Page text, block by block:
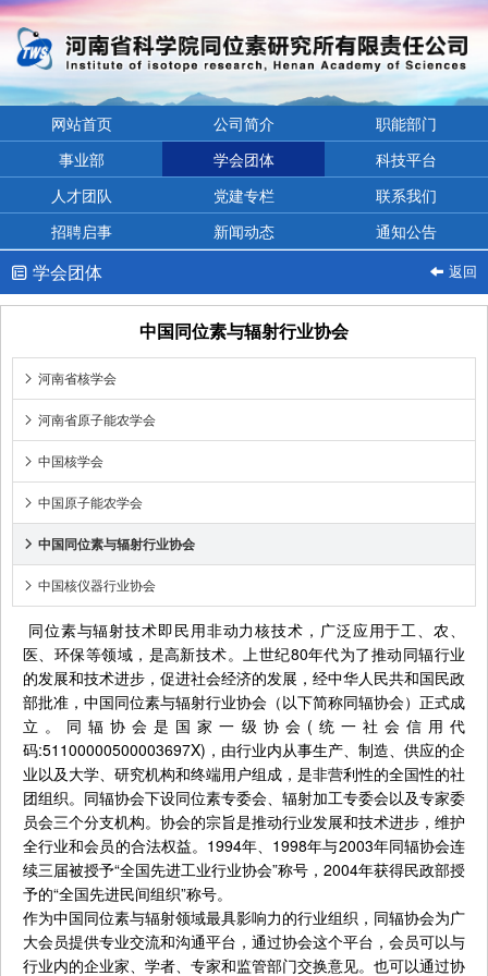
网站首页 公司简介
职能部门
事业部
学会团体
科技平台
人才团队
党建专栏
联系我们
招聘启事
新闻动态 通知公告
 学会团体  返回
中国同位素与辐射行业协会
 河南省核学会
 河南省原子能农学会
 中国核学会
 中国原子能农学会
 中国同位素与辐射行业协会
 中国核仪器行业协会
同位素与辐射技术即民用非动力核技术，广泛应用于工、农、
医、环保等领域，是高新技术。上世纪80年代为了推动同辐行业
的发展和技术进步，促进社会经济的发展，经中华人民共和国民政
部批准，中国同位素与辐射行业协会（以下简称同辐协会）正式成
立。同辐协会是国家一级协会(统一社会信用代
码:51100000500003697X)，由行业内从事生产、制造、供应的企
业以及大学、研究机构和终端用户组成，是非营利性的全国性的社
团组织。同辐协会下设同位素专委会、辐射加工专委会以及专家委
员会三个分支机构。协会的宗旨是推动行业发展和技术进步，维护
全行业和会员的合法权益。1994年、1998年与2003年同辐协会连
续三届被授予“全国先进工业行业协会”称号，2004年获得民政部授
予的“全国先进民间组织”称号。
作为中国同位素与辐射领域最具影响力的行业组织，同辐协会为广
大会员提供专业交流和沟通平台，通过协会这个平台，会员可以与
行业内的企业家、学者、专家和监管部门交换意见。也可以通过协